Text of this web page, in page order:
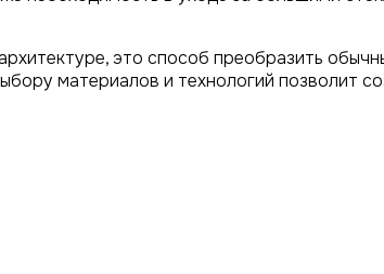
это способ преобразить
материалов и технологий позволит